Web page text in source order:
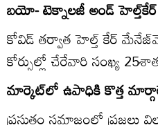
బయో- టెక్నాలజీ అండ్‌
కోవిడ్‌ తర్వాత హెల్త్‌ కేర్‌
కోర్సుల్లో చేరేవారి సంఖ్య
మార్కెట్‌లో ఉపాధికి కొత్త
ప్రస్తుతం సమాజంలో